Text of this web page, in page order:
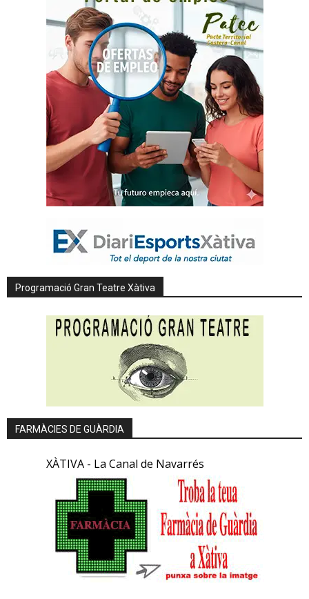
Programació Gran Teatre Xàtiva
FARMÀCIES DE GUÀRDIA
XÀTIVA - La Canal de Navarrés